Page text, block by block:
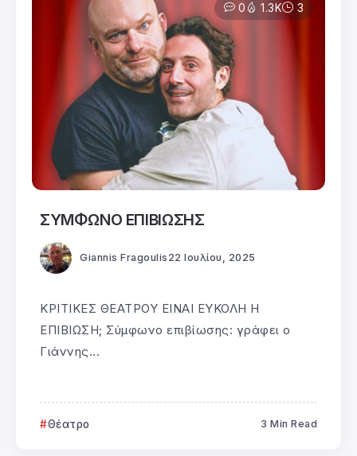
0 1.3K 3
ΣΥΜΦΩΝΟ ΕΠΙΒΙΩΣΗΣ
Giannis Fragoulis 22 Ιουλίου, 2025
ΚΡΙΤΙΚΕΣ ΘΕΑΤΡΟΥ ΕΙΝΑΙ ΕΥΚΟΛΗ Η
ΕΠΙΒΙΩΣΗ; Σύμφωνο επιβίωσης: γράφει ο
Γιάννης...
Θέατρο 3 Min Read